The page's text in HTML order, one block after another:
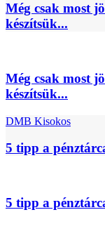
Még csak most
készítsük...
Még csak most
készítsük...
DMB Kisokos
5 tipp a
5 tipp a